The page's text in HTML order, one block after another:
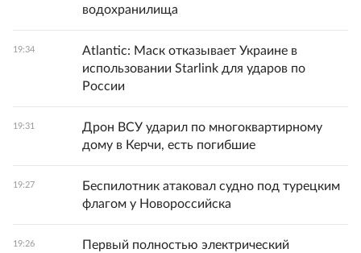
водохранилища
19:34
Atlantic: Маск отказывает Украине в
использовании Starlink для ударов по
России
19:31
Дрон ВСУ ударил по многоквартирному
дому в Керчи, есть погибшие
19:27
Беспилотник атаковал судно под турецким
флагом у Новороссийска
19:26
Первый полностью электрический